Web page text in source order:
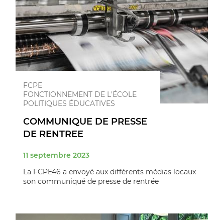
FCPE
FONCTIONNEMENT DE L'ÉCOLE
POLITIQUES ÉDUCATIVES
COMMUNIQUE DE PRESSE
DE RENTREE
11 septembre 2023
La FCPE46 a envoyé aux différents médias locaux
son communiqué de presse de rentrée